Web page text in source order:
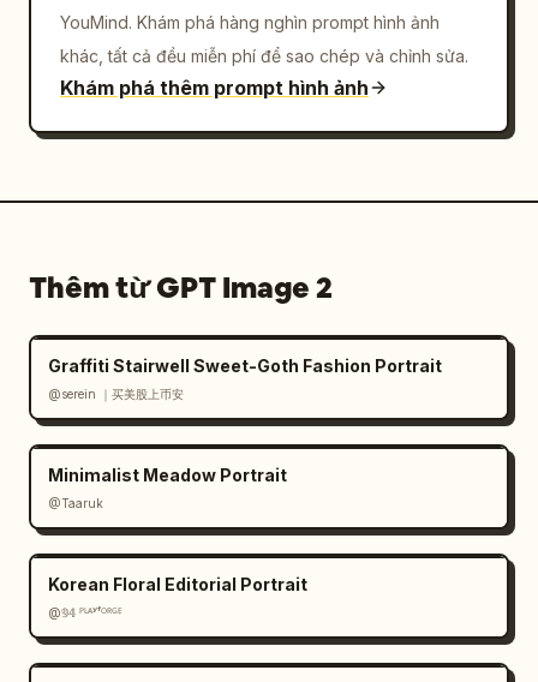
YouMind. Khám phá hàng nghìn prompt hình ảnh
khác, tất cả đều miễn phí để sao chép và chỉnh sửa.
Khám phá thêm prompt hình ảnh
Thêm từ GPT Image 2
Graffiti Stairwell Sweet-Goth Fashion Portrait
@serein ｜买美股上币安
Minimalist Meadow Portrait
@Taaruk
Korean Floral Editorial Portrait
@𝟡𝟜 ᴾᴸᴬʸᶠᴼᴿᴳᴱ